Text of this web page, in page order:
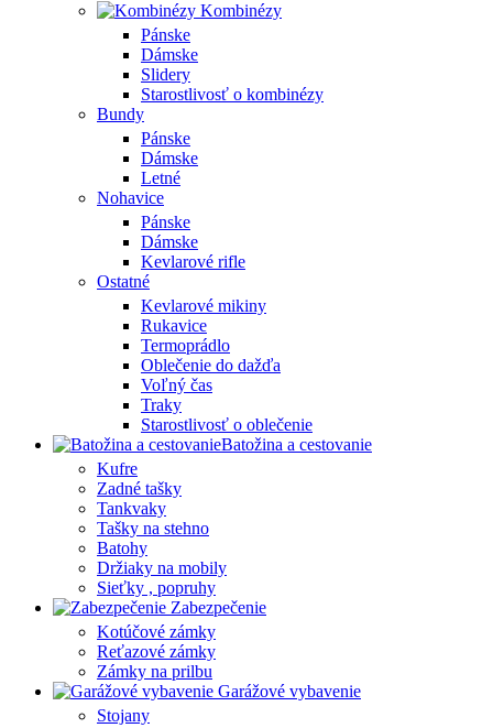
Kombinézy
Pánske
Dámske
Slidery
Starostlivosť o kombinézy
Bundy
Pánske
Dámske
Letné
Nohavice
Pánske
Dámske
Kevlarové rifle
Ostatné
Kevlarové mikiny
Rukavice
Termoprádlo
Oblečenie do dažďa
Voľný čas
Traky
Starostlivosť o oblečenie
Batožina a cestovanie
Kufre
Zadné tašky
Tankvaky
Tašky na stehno
Batohy
Držiaky na mobily
Sieťky , popruhy
Zabezpečenie
Kotúčové zámky
Reťazové zámky
Zámky na prilbu
Garážové vybavenie
Stojany